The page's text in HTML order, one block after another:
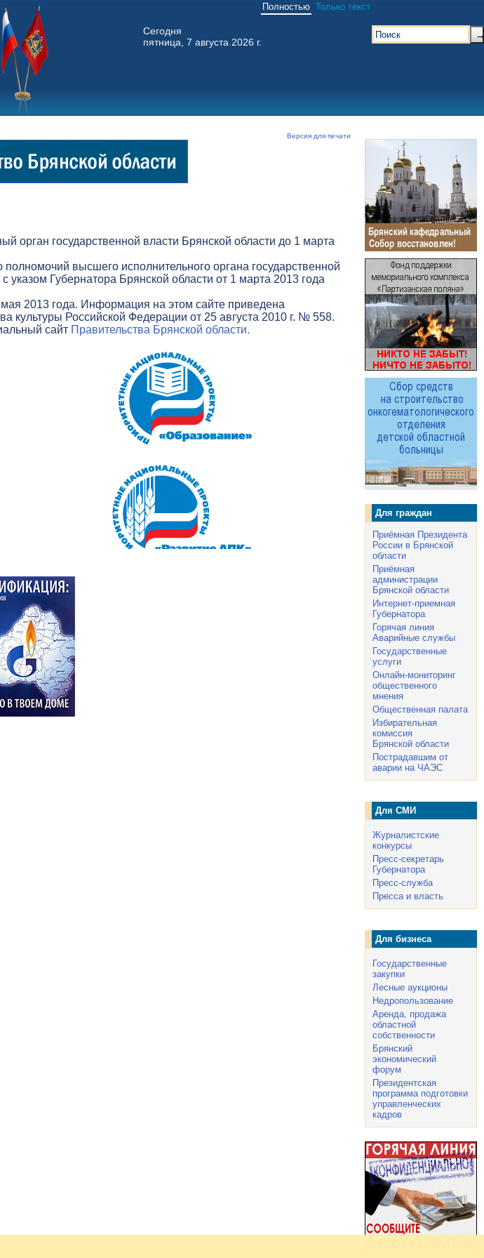
Полностью Только текст
Сегодня
пятница, 7 августа 2026 г.
→
Версия для печати
государственной власти Брянской области до 1 марта
высшего исполнительного органа государственной
указом Губернатора Брянской области от 1 марта 2013 года
2013 года. Информация на этом сайте приведена
культуры Российской Федерации от 25 августа 2010 г. № 558.
сайт Правительства Брянской области.
Для граждан
Приёмная Президента
России в Брянской
области
Приёмная
администрации
Брянской области
Интернет-приемная
Губернатора
Горячая линия
Аварийные службы
Государственные
услуги
Онлайн-мониторинг
общественного
мнения
Общественная палата
Избирательная
комиссия
Брянской области
Пострадавшим от
аварии на ЧАЭС
Для СМИ
Журналистские
конкурсы
Пресс-секретарь
Губернатора
Пресс-служба
Пресса и власть
Для бизнеса
Государственные
закупки
Лесные аукционы
Недропользование
Аренда, продажа
областной
собственности
Брянский
экономический
форум
Президентская
программа подготовки
управленческих
кадров